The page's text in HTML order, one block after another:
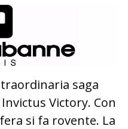
saga
Victory. Con
si fa rovente. La